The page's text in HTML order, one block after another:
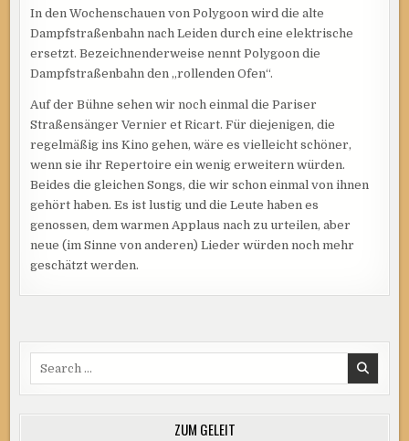
In den Wochenschauen von Polygoon wird die alte
Dampfstraßenbahn nach Leiden durch eine elektrische
ersetzt. Bezeichnenderweise nennt Polygoon die
Dampfstraßenbahn den „rollenden Ofen“.
Auf der Bühne sehen wir noch einmal die Pariser
Straßensänger Vernier et Ricart. Für diejenigen, die
regelmäßig ins Kino gehen, wäre es vielleicht schöner,
wenn sie ihr Repertoire ein wenig erweitern würden.
Beides die gleichen Songs, die wir schon einmal von ihnen
gehört haben. Es ist lustig und die Leute haben es
genossen, dem warmen Applaus nach zu urteilen, aber
neue (im Sinne von anderen) Lieder würden noch mehr
geschätzt werden.
ZUM GELEIT